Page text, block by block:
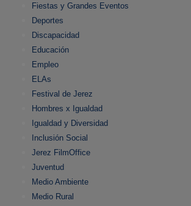
Fiestas y Grandes Eventos
Deportes
Discapacidad
Educación
Empleo
ELAs
Festival de Jerez
Hombres x Igualdad
Igualdad y Diversidad
Inclusión Social
Jerez FilmOffice
Juventud
Medio Ambiente
Medio Rural